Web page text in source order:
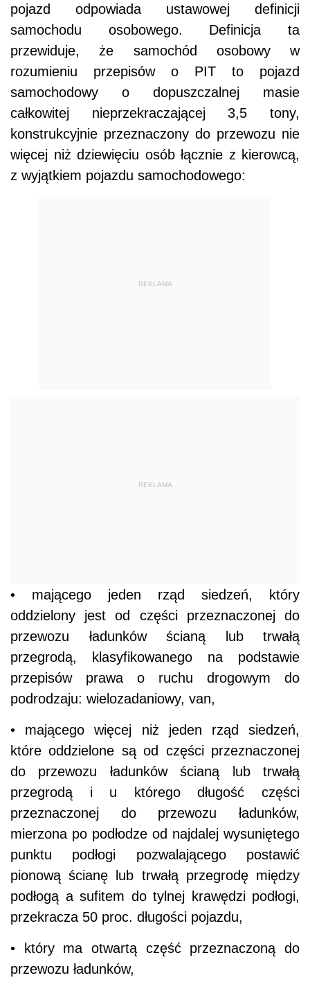
pojazd odpowiada ustawowej definicji
samochodu osobowego. Definicja ta
przewiduje, że samochód osobowy w
rozumieniu przepisów o PIT to pojazd
samochodowy o dopuszczalnej masie
całkowitej nieprzekraczającej 3,5 tony,
konstrukcyjnie przeznaczony do przewozu nie
więcej niż dziewięciu osób łącznie z kierowcą,
z wyjątkiem pojazdu samochodowego:
REKLAMA
REKLAMA
• mającego jeden rząd siedzeń, który
oddzielony jest od części przeznaczonej do
przewozu ładunków ścianą lub trwałą
przegrodą, klasyfikowanego na podstawie
przepisów prawa o ruchu drogowym do
podrodzaju: wielozadaniowy, van,
• mającego więcej niż jeden rząd siedzeń,
które oddzielone są od części przeznaczonej
do przewozu ładunków ścianą lub trwałą
przegrodą i u którego długość części
przeznaczonej do przewozu ładunków,
mierzona po podłodze od najdalej wysuniętego
punktu podłogi pozwalającego postawić
pionową ścianę lub trwałą przegrodę między
podłogą a sufitem do tylnej krawędzi podłogi,
przekracza 50 proc. długości pojazdu,
• który ma otwartą część przeznaczoną do
przewozu ładunków,